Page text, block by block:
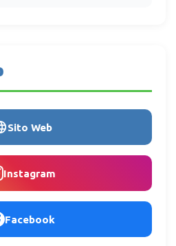
Sito Web
Instagram
Facebook